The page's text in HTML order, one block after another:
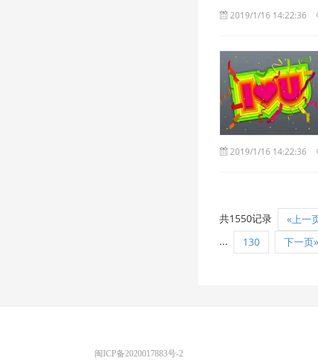
2019/1/16 14:22:36
2019/1/16 14:22:36
共1550记录
«上一
...
130 下一页»
闽ICP备2020017883号-2